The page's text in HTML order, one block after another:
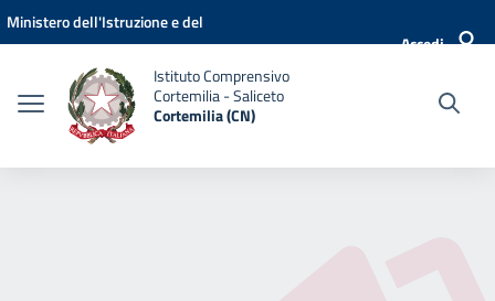
Vai ai contenuti
Vai al menu di navigazione
Vai al footer
Ministero dell'Istruzione e del
Accedi
Istituto Comprensivo
Cortemilia - Saliceto
Cortemilia (CN)